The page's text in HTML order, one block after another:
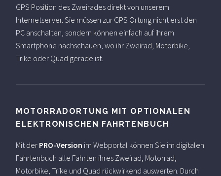
GPS Position des Zweirades direkt von unserem
Internetserver. Sie müssen zur GPS Ortung nicht erst den
PC anschalten, sondern können einfach auf ihrem
Smartphone nachschauen, wo ihr Zweirad, Motorbike,
Trike oder Quad gerade ist.
MOTORRADORTUNG MIT OPTIONALEN
ELEKTRONISCHEN FAHRTENBUCH
Mit der PRO-Version im Webportal können Sie im digitalen
Fahrtenbuch alle Fahrten ihres Zweirad, Motorrad,
Motorbike, Trike und Quad rückwirkend auswerten. Durch